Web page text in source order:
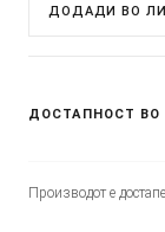
ДОДАДИ ВО
ДОСТАПНОСТ
Производот е